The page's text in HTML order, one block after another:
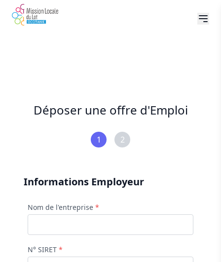
Déposer une offre d'Emploi
1 2
Informations Employeur
Nom de l'entreprise *
N° SIRET *